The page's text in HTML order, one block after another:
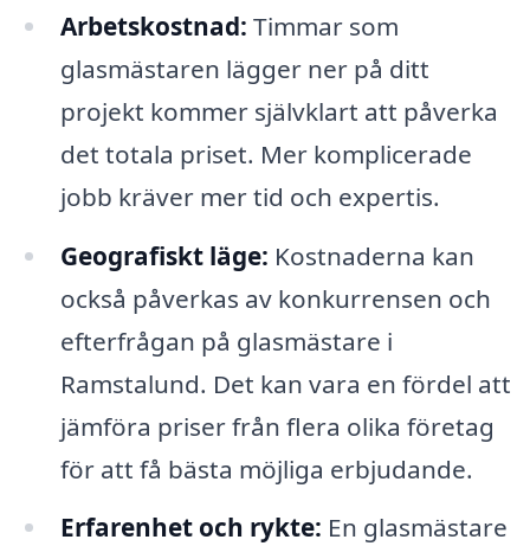
Arbetskostnad: Timmar som
glasmästaren lägger ner på ditt
projekt kommer självklart att påverka
det totala priset. Mer komplicerade
jobb kräver mer tid och expertis.
Geografiskt läge: Kostnaderna kan
också påverkas av konkurrensen och
efterfrågan på glasmästare i
Ramstalund. Det kan vara en fördel att
jämföra priser från flera olika företag
för att få bästa möjliga erbjudande.
Erfarenhet och rykte: En glasmästare